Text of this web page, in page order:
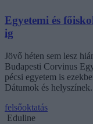
Egyetemi és
ig
Jövő héten sem lesz
Budapesti Corvinus
pécsi egyetem is
Dátumok és helyszínek.
felsőoktatás
Eduline